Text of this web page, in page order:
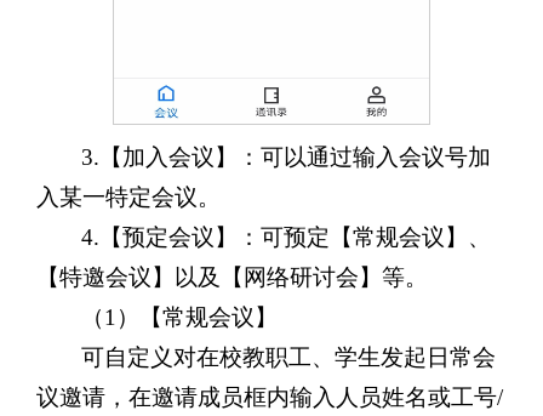
3.【加入会议】：可以通过输入会议号加
入某一特定会议。
4.【预定会议】：可预定【常规会议】、
【特邀会议】以及【网络研讨会】等。
（1）【常规会议】
可自定义对在校教职工、学生发起日常会
议邀请， 在邀请成员框内输入人员姓名或工号/